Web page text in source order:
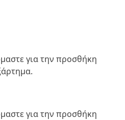
για την προσθήκη
για την προσθήκη